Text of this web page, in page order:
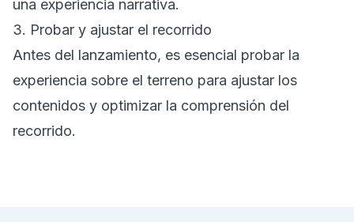
una experiencia narrativa.
3. Probar y ajustar el recorrido
Antes del lanzamiento, es esencial probar la
experiencia sobre el terreno para ajustar los
contenidos y optimizar la comprensión del
recorrido.